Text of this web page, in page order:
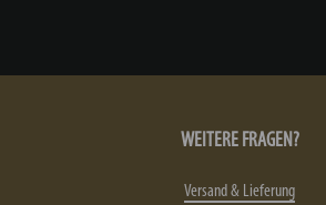
WEITERE FRAGEN?
Versand & Lieferung